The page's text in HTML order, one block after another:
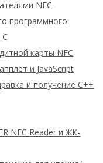
NFC
программного
карты NFC
и JavaScript
и получение C++
NFC Reader и ЖК-